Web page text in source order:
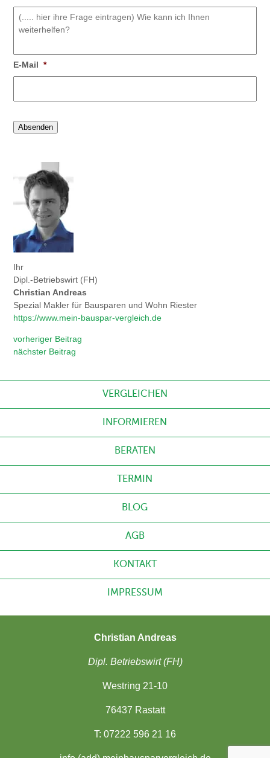
E-Mail *
Absenden
Ihr
Dipl.-Betriebswirt (FH)
Christian Andreas
Spezial Makler für Bausparen und Wohn Riester
https://www.mein-bauspar-vergleich.de
vorheriger Beitrag
nächster Beitrag
VERGLEICHEN
INFORMIEREN
BERATEN
TERMIN
BLOG
AGB
KONTAKT
IMPRESSUM
Christian Andreas
Dipl. Betriebswirt (FH)
Westring 21-10
76437 Rastatt
T: 07222 596 21 16